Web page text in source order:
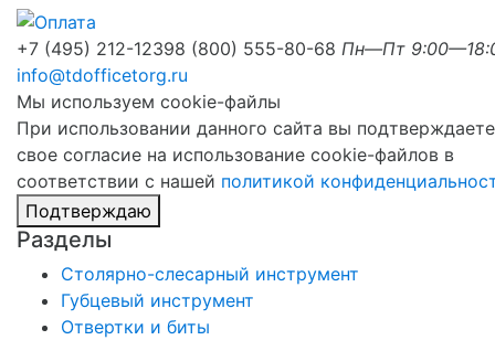
+7 (495) 212-12398 (800) 555-80-68 Пн—Пт
info@tdofficetorg.ru
Мы используем cookie-файлы
При использовании данного сайта вы подтверждаете
свое согласие на использование cookie-файлов в
соответствии с нашей политикой
Подтверждаю
Разделы
Столярно-слесарный инструмент
Губцевый инструмент
Отвертки и биты